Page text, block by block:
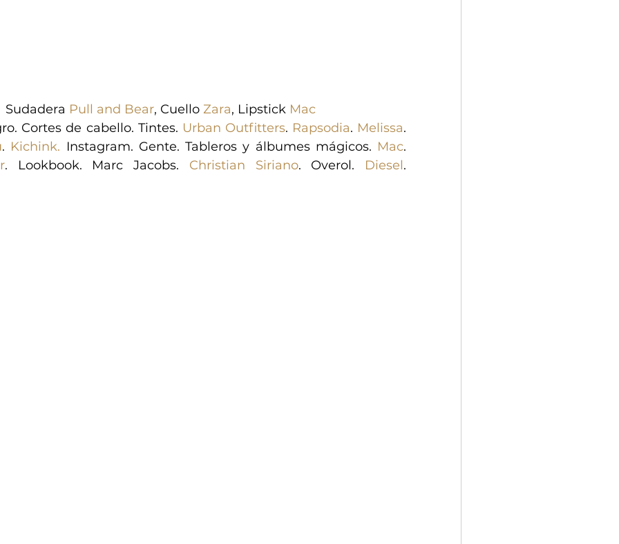
Sudadera Pull and Bear, Cuello Zara, Lipstick Mac
Cortes de cabello. Tintes. Urban Outfitters. Rapsodia. Melissa.
. Kichink. Instagram. Gente. Tableros y álbumes mágicos. Mac
. Lookbook. Marc Jacobs. Christian Siriano. Overol. Diesel.